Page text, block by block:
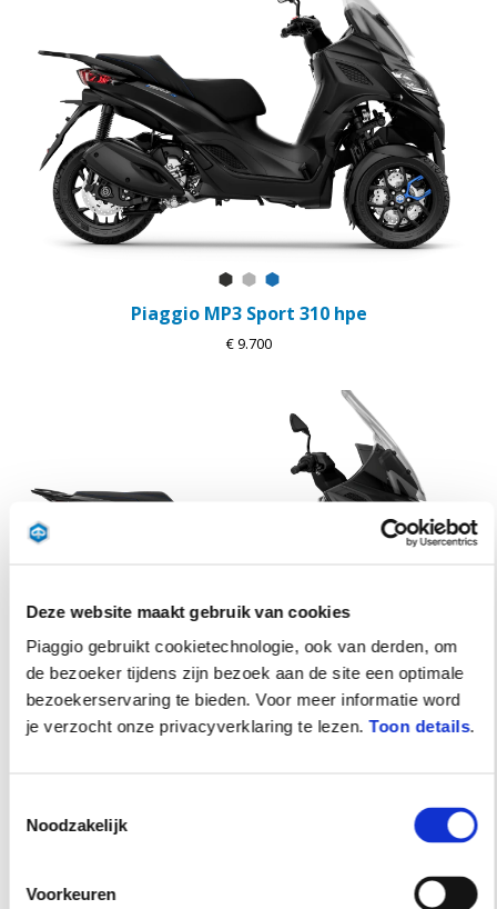
Deze website maakt gebruik van cookies
Piaggio gebruikt cookietechnologie, ook van derden, om
de bezoeker tijdens zijn bezoek aan de site een optimale
bezoekerservaring te bieden. Voor meer informatie word
je verzocht onze privacyverklaring te lezen.Toon details.
Noodzakelijk
Voorkeuren
Nero Meteora
Grigio Mercurio
Piaggio MP3 Sport 310 hpe
€ 9.700
Nero Meteora
Bianco Luna
Grigio Titanio Matt